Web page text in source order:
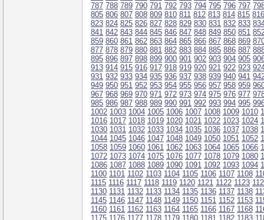
787 788 789 790 791 792 793 794 795 796 797
805 806 807 808 809 810 811 812 813 814 815 816
823 824 825 826 827 828 829 830 831 832 833
841 842 843 844 845 846 847 848 849 850 851
859 860 861 862 863 864 865 866 867 868 869
877 878 879 880 881 882 883 884 885 886 887
895 896 897 898 899 900 901 902 903 904 905
913 914 915 916 917 918 919 920 921 922 923
931 932 933 934 935 936 937 938 939 940 941
949 950 951 952 953 954 955 956 957 958 959
967 968 969 970 971 972 973 974 975 976 977
985 986 987 988 989 990 991 992 993 994 995
1002 1003 1004 1005 1006 1007 1008 1009 1010
1016 1017 1018 1019 1020 1021 1022 1023 1024
1030 1031 1032 1033 1034 1035 1036 1037 1038
1044 1045 1046 1047 1048 1049 1050 1051 1052
1058 1059 1060 1061 1062 1063 1064 1065 1066
1072 1073 1074 1075 1076 1077 1078 1079 1080
1086 1087 1088 1089 1090 1091 1092 1093 1094
1100 1101 1102 1103 1104 1105 1106 1107 1108
1115 1116 1117 1118 1119 1120 1121 1122 1123
1130 1131 1132 1133 1134 1135 1136 1137 1138
1145 1146 1147 1148 1149 1150 1151 1152 1153
1160 1161 1162 1163 1164 1165 1166 1167 1168
1175 1176 1177 1178 1179 1180 1181 1182 1183